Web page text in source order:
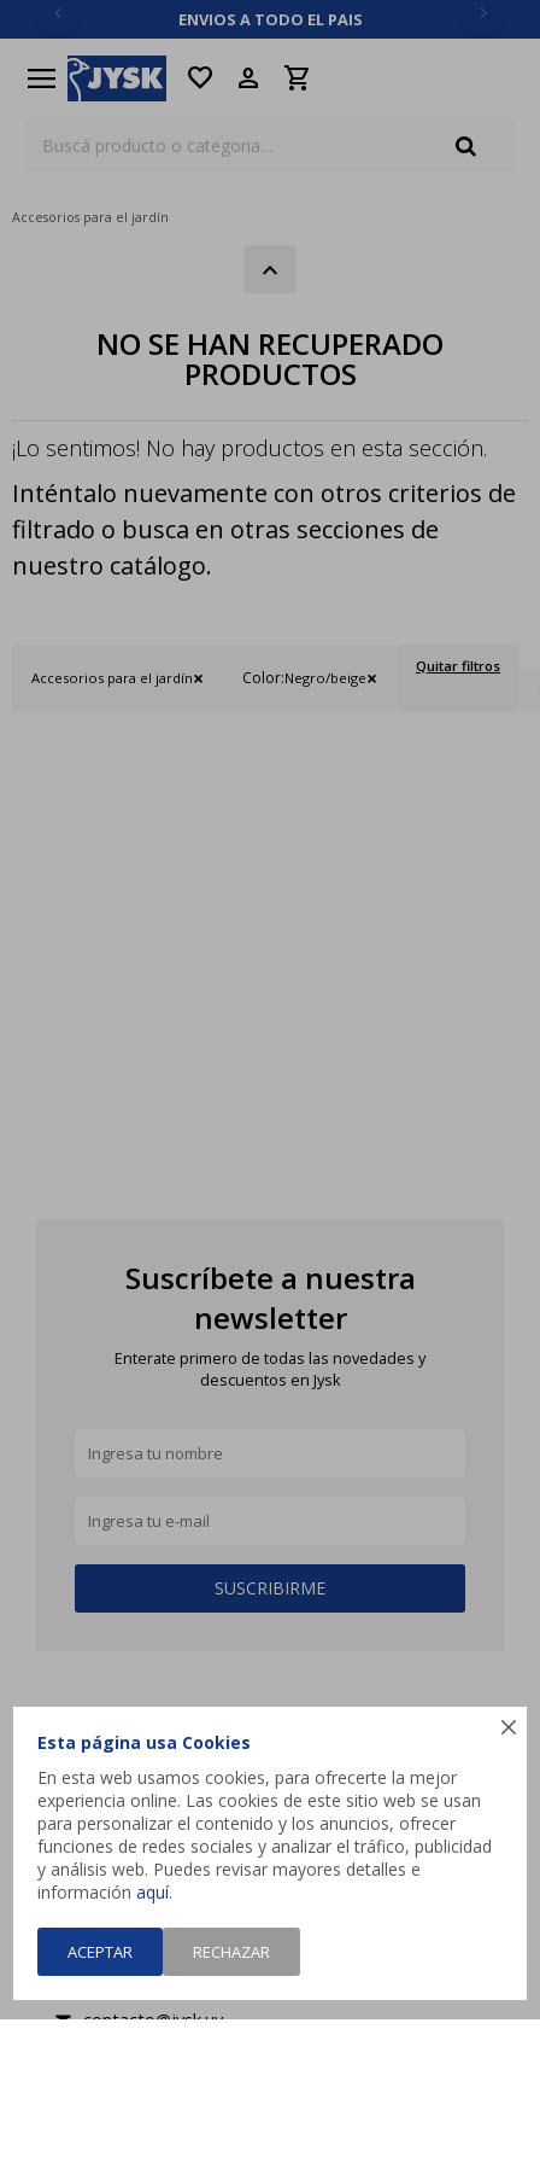

Esta página usa Cookies
En esta web usamos cookies, para ofrecerte la mejor
experiencia online. Las cookies de este sitio web se usan
para personalizar el contenido y los anuncios, ofrecer
funciones de redes sociales y analizar el tráfico, publicidad
y análisis web. Puedes revisar mayores detalles e
informaciónaquí.
ACEPTAR RECHAZAR
ENVIOS A TODO EL PAIS
menu favorite
Accesorios para el jardín
NO SE HAN RECUPERADO
PRODUCTOS
¡Lo sentimos! No hay productos en esta sección.
Inténtalo nuevamente con otros criterios de
filtrado o busca en otras secciones de
nuestro catálogo.
Accesorios para el jardín Color:Negro/beige
Quitar filtros
Suscríbete a nuestra
newsletter
Enterate primero de todas las novedades y
descuentos en Jysk
SUSCRIBIRME
Atencion al cliente
Contacto
contacto@jysk.uy
close